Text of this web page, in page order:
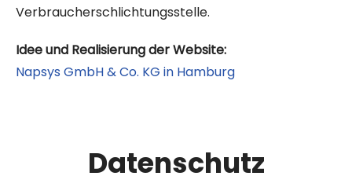
Verbraucherschlichtungsstelle.
Idee und Realisierung der Website:
Napsys GmbH & Co. KG in Hamburg
Datenschutz